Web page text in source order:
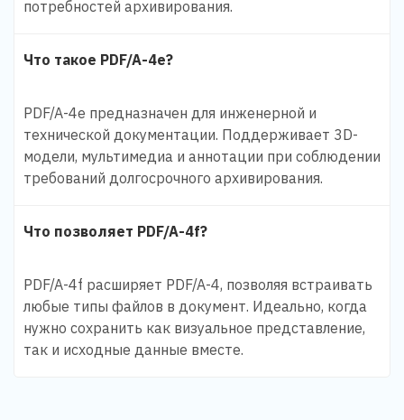
потребностей архивирования.
Что такое PDF/A-4e?
PDF/A-4e предназначен для инженерной и
технической документации. Поддерживает 3D-
модели, мультимедиа и аннотации при соблюдении
требований долгосрочного архивирования.
Что позволяет PDF/A-4f?
PDF/A-4f расширяет PDF/A-4, позволяя встраивать
любые типы файлов в документ. Идеально, когда
нужно сохранить как визуальное представление,
так и исходные данные вместе.